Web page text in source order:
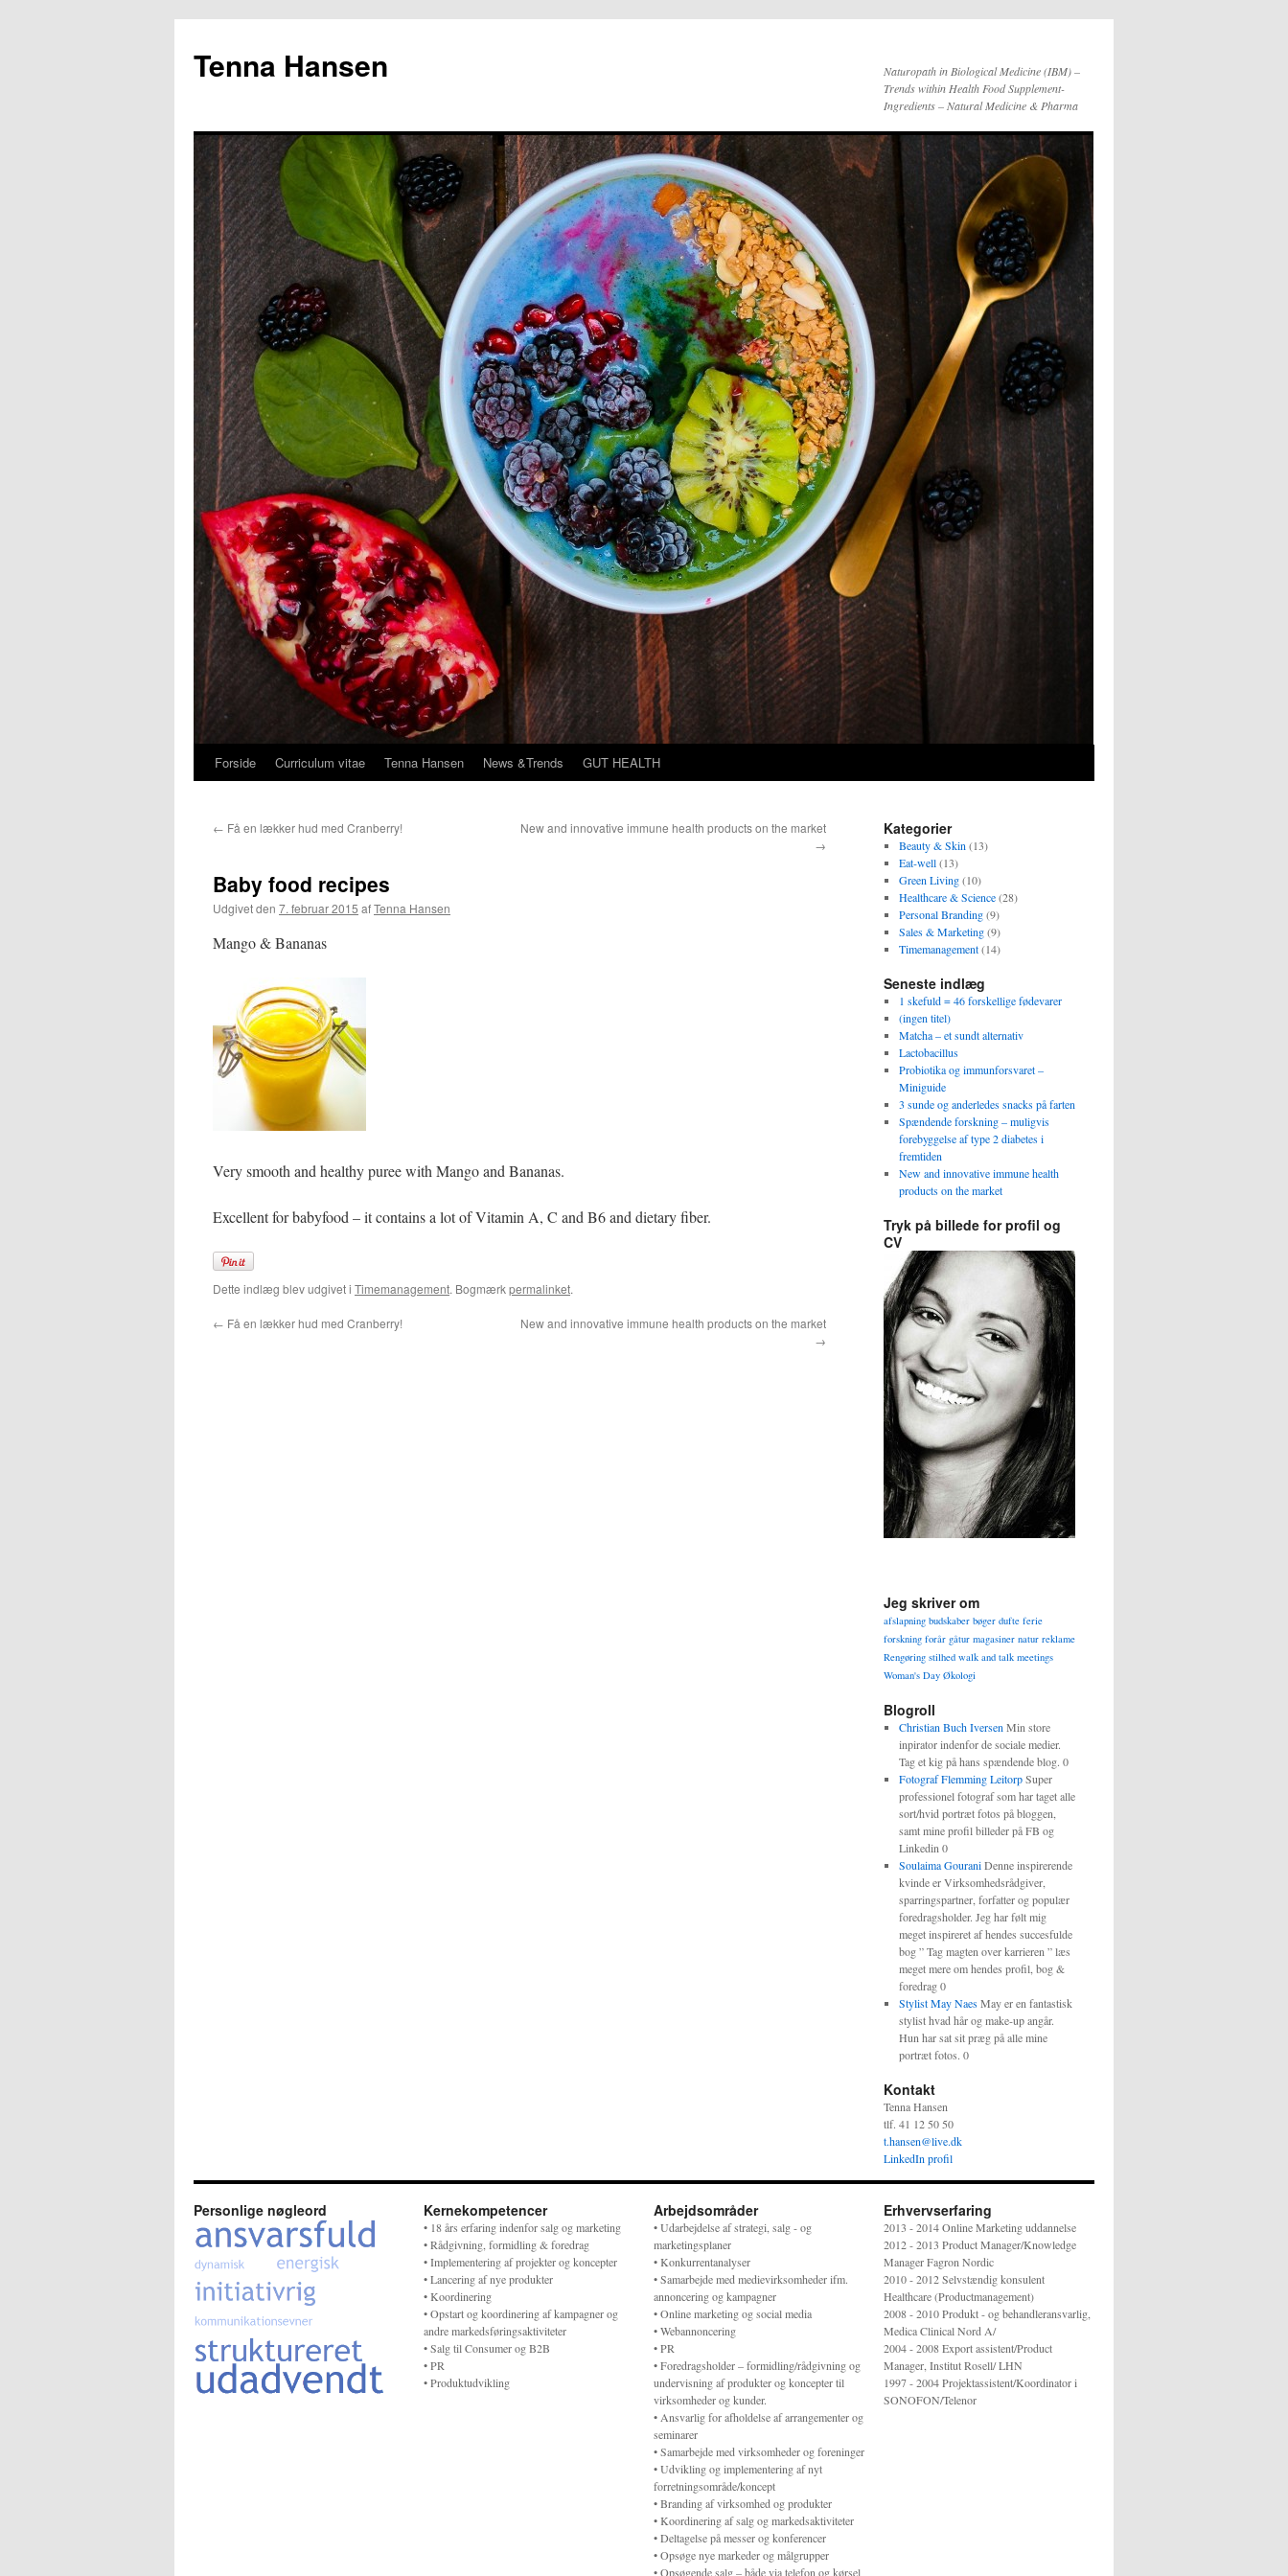
Tenna Hansen
Naturopath in Biological Medicine (IBM) –
Trends within Health Food Supplement-
Ingredients – Natural Medicine & Pharma
Hop
indhold
Forside Curriculum vitae Tenna Hansen News &Trends GUT HEALTH
← Få en lækker hud med Cranberry!
New and innovative immune health products on the market
→
Baby food recipes
Udgivet den 7. februar 2015 afTenna Hansen
Mango & Bananas
Very smooth and healthy puree with Mango and Bananas.
Excellent for babyfood – it contains a lot of Vitamin A, C and B6 and dietary fiber.
Dette indlæg blev udgivet i Timemanagement. Bogmærkpermalinket.
← Få en lækker hud med Cranberry!
New and innovative immune health products on the market
→
Kategorier
Beauty & Skin (13)
Eat-well(13)
Green Living(10)
Healthcare & Science(28)
Personal Branding(9)
Sales & Marketing(9)
Timemanagement(14)
Seneste indlæg
1 skefuld = 46 forskellige fødevarer
(ingen titel)
Matcha – et sundt alternativ
Lactobacillus
Probiotika og immunforsvaret –
Miniguide
3 sunde og anderledes snacks på farten
Spændende forskning – muligvis
forebyggelse af type 2 diabetes i
fremtiden
New and innovative immune health
products on the market
Tryk på billede for profil og
CV
Jeg skriver om
afslapning budskaber bøger dufte ferie
forskning forår gåtur magasiner natur reklame
Rengøring stilhed walk and talk meetings
Woman's Day Økologi
Blogroll
Christian Buch Iversen Min store
inpirator indenfor de sociale medier.
Tag et kig på hans spændende blog. 0
Fotograf Flemming LeitorpSuper
professionel fotograf som har taget alle
sort/hvid portræt fotos på bloggen,
samt mine profil billeder på FB og
Linkedin 0
Soulaima GouraniDenne inspirerende
kvinde er Virksomhedsrådgiver,
sparringspartner, forfatter og populær
foredragsholder. Jeg har følt mig
meget inspireret af hendes succesfulde
bog ” Tag magten over karrieren ” læs
meget mere om hendes profil, bog &
foredrag 0
Stylist May NaesMay er en fantastisk
stylist hvad hår og make-up angår.
Hun har sat sit præg på alle mine
portræt fotos. 0
Kontakt
Tenna Hansen
tlf. 41 12 50 50
t.hansen@live.dk
LinkedIn profil
Personlige nøgleord Kernekompetencer
• 18 års erfaring indenfor salg og marketing
• Rådgivning, formidling & foredrag
• Implementering af projekter og koncepter
• Lancering af nye produkter
• Koordinering
• Opstart og koordinering af kampagner og
andre markedsføringsaktiviteter
• Salg til Consumer og B2B
• PR
• Produktudvikling
Arbejdsområder
• Udarbejdelse af strategi, salg - og
marketingsplaner
• Konkurrentanalyser
• Samarbejde med medievirksomheder ifm.
annoncering og kampagner
• Online marketing og social media
• Webannoncering
• PR
• Foredragsholder – formidling/rådgivning og
undervisning af produkter og koncepter til
virksomheder og kunder.
• Ansvarlig for afholdelse af arrangementer og
seminarer
• Samarbejde med virksomheder og foreninger
• Udvikling og implementering af nyt
forretningsområde/koncept
• Branding af virksomhed og produkter
• Koordinering af salg og markedsaktiviteter
• Deltagelse på messer og konferencer
• Opsøge nye markeder og målgrupper
• Opsøgende salg – både via telefon og kørsel
Erhvervserfaring
2013 - 2014 Online Marketing uddannelse
2012 - 2013 Product Manager/Knowledge
Manager Fagron Nordic
2010 - 2012 Selvstændig konsulent
Healthcare (Productmanagement)
2008 - 2010 Produkt - og behandleransvarlig,
Medica Clinical Nord A/
2004 - 2008 Export assistent/Product
Manager, Institut Rosell/ LHN
1997 - 2004 Projektassistent/Koordinator i
SONOFON/Telenor